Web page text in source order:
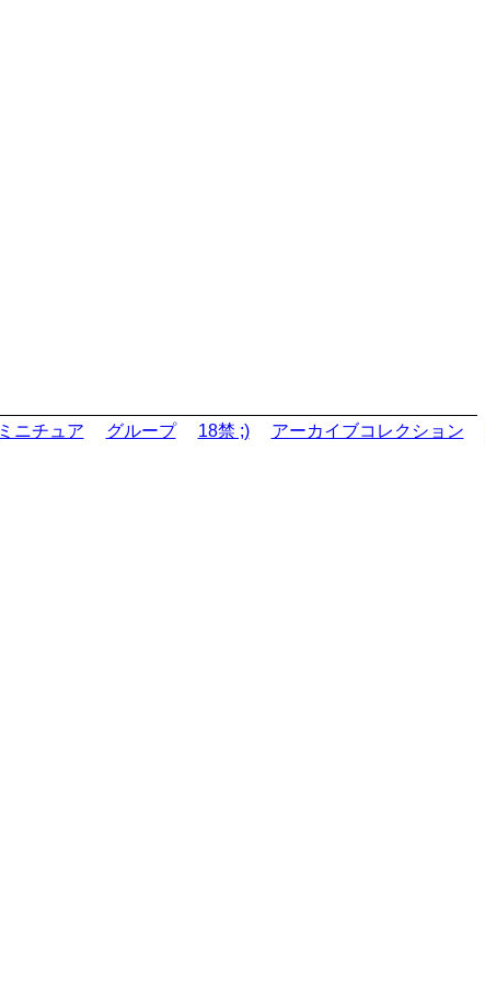
ミニチュア グループ 18禁 ;) アーカイブコレクション